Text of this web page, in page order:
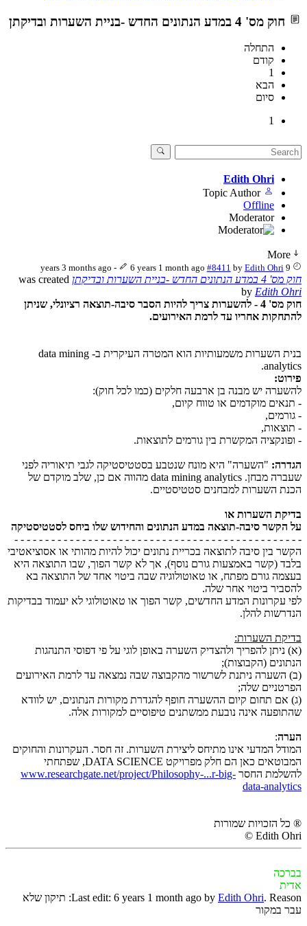
חוק מס' 4 במדע הנתונים החדש -בניית השערות ובדיקתן
התחלה
קודם
1
הבא
סיום
1
Edith Ohri
Topic Author
Offline
Moderator
More
9 years 3 months ago
- 6 years 1 month ago #8411 by Edith Ohri
חוק מס' 4 במדע הנתונים החדש -בניית השערות ובדיקתן
was created
by Edith Ohri
חוק מס' 4 - להשערות צריך להיות הסבר סיבה-תוצאה רציונלי, שניתן
להתחקות אחריו עד לרמת האירועים.
בנית השערות משמעותיות הוא המטרה העיקרית ב- data mining
analytics.
פירוט:
להשערה יש מבנה בן ארבעה חלקים (כמו לכל חוק):
- תנאים מוקדמים או טווח קיום,
- גורמים,
- תוצאות,
- ופונקציה המקשרת בין גורמים לתוצאות.
הגדרה: "השערה" היא מונח שנטבע בסטטיסטיקה לגבי תיאוריה לפני
שעברה מבחן. data mining analytics מהווה אם כן, שלב מוקדם של
הכנת השערות למבחנים סטטיסטיים.
בדיקת השערות או
על הקשר סיבה-תוצאה במדע הנתונים והחידוש שלו ביחס לסטטיסטיקה
- - - - - - - - - - - - - - - - - - - - - - - - - - - - - - - - - - - - - - - - - - - - - - -
הקשר בין סיבה לתוצאה בכריית נתונים יכול להיות מהותי או אסוציאטיבי
בלבד (קשר באמצעות גורם נוסף), אך לא קשר הפוך, שבו התוצאה היא
בעצמה גורם מפתח, או טאוטולוגיה שבה ביטוי אחד של התוצאה בא
להסביר ביטוי אחר שלה.
לפי עקרונות המדע החדשים, קשר הפוך או טאוטולוגי לא יעמוד בבדיקות
הנדרשות להלן.
בדיקת השערות:
(א) ניתן להפריך ולהצדיק השערה באופן לוגי על פי דפוסי התנהגות
הנתונים (הקבוצות);
(ב) השערה ניתנת לשרשור מהקבוצה שבה נמצאה עד לרמת האירועים
הפרטניים שלה;
(ג) אם תחום קיום ההשערה חופף להגדרת מקורות הנתונים, יש לוודא
שהתופעה אינה נובעת ממשתנים טיפוסיים למקורות אלה.
הערה:
המודל המדעי אינו מתיחס ליצירת השערות. זה חסר. העקרונות והחוקים
המבוטאים כאן הם חלק מפרויקט DATA SCIENCE, שפתחתי
להשלמת החסר www.researchgate.net/project/Philosophy-...r-big-
data-analytics
® כל הזכויות שמורות
Edith Ohri ©
בברכה
אדית
Last edit: 6 years 1 month ago by Edith Ohri
. Reason: תיקון שלא
עבר במקור